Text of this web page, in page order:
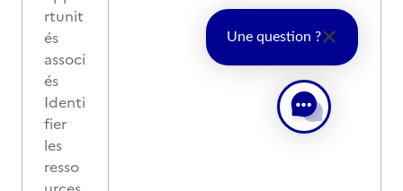
rtunit
és
associ
és
Identi
fier
les
resso
Une question ?